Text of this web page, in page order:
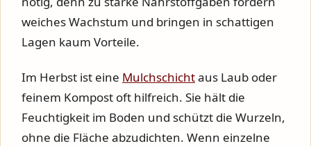
weiches Wachstum und bringen in schattigen
Lagen kaum Vorteile.
Im Herbst ist eine Mulchschichtaus Laub oder
feinem Kompost oft hilfreich. Sie hält die
Feuchtigkeit im Boden und schützt die Wurzeln,
ohne die Fläche abzudichten. Wenn einzelne